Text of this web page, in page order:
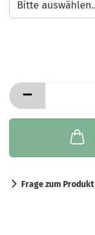
Frage zum Produkt